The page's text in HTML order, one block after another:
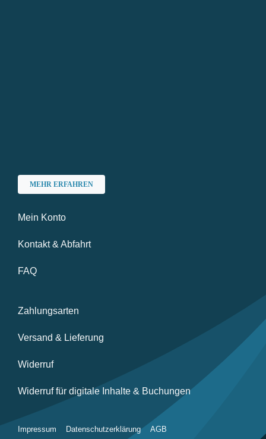
MEHR ERFAHREN
Mein Konto
Kontakt & Abfahrt
FAQ
Zahlungsarten
Versand & Lieferung
Widerruf
Widerruf für digitale Inhalte & Buchungen
Impressum Datenschutzerklärung AGB